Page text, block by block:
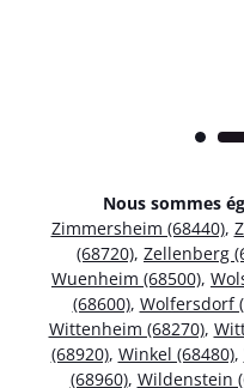
Nous sommes
Zimmersheim (68440),
(68720), Zellenberg
Wuenheim (68500),
(68600), Wolfersdorf
Wittenheim (68270),
(68920), Winkel (68480),
(68960), Wildenstein